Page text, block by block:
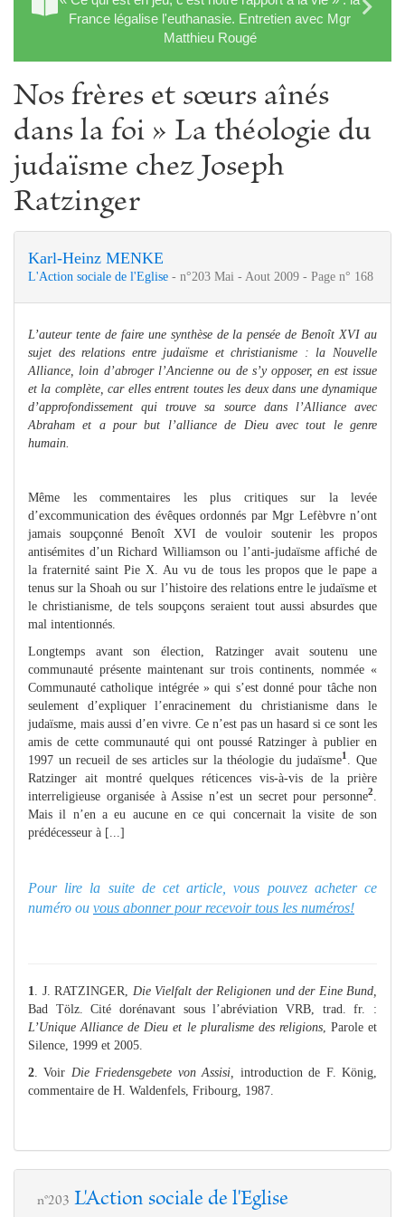
France légalise l'euthanasie. Entretien avec Mgr
Matthieu Rougé
Nos frères et sœurs aînés
dans la foi » La théologie du
judaïsme chez Joseph
Ratzinger
Karl-Heinz MENKE
L'Action sociale de l'Eglise - n°203 Mai - Aout 2009 - Page n° 168
L’auteur tente de faire une synthèse de la pensée de Benoît XVI au
sujet des relations entre judaïsme et christianisme : la Nouvelle
Alliance, loin d’abroger l’Ancienne ou de s’y opposer, en est issue
et la complète, car elles entrent toutes les deux dans une dynamique
d’approfondissement qui trouve sa source dans l’Alliance avec
Abraham et a pour but l’alliance de Dieu avec tout le genre
humain.
Même les commentaires les plus critiques sur la levée
d’excommunication des évêques ordonnés par Mgr Lefèbvre n’ont
jamais soupçonné Benoît XVI de vouloir soutenir les propos
antisémites d’un Richard Williamson ou l’anti-judaïsme affiché de
la fraternité saint Pie X. Au vu de tous les propos que le pape a
tenus sur la Shoah ou sur l’histoire des relations entre le judaïsme et
le christianisme, de tels soupçons seraient tout aussi absurdes que
mal intentionnés.
Longtemps avant son élection, Ratzinger avait soutenu une
communauté présente maintenant sur trois continents, nommée «
Communauté catholique intégrée » qui s’est donné pour tâche non
seulement d’expliquer l’enracinement du christianisme dans le
judaïsme, mais aussi d’en vivre. Ce n’est pas un hasard si ce sont les
amis de cette communauté qui ont poussé Ratzinger à publier en
1997 un recueil de ses articles sur la théologie du judaïsme1
. Que
Ratzinger ait montré quelques réticences vis-à-vis de la prière
interreligieuse organisée à Assise n’est un secret pour personne2
Mais il n’en a eu aucune en ce qui concernait la visite de son
prédécesseur à [...]
Pour lire la suite de cet article, vous pouvez acheter ce
numéro ou vous abonner pour recevoir tous les numéros!
1 . J. RATZINGER, Die Vielfalt der Religionen und der Eine Bund,
Bad Tölz. Cité dorénavant sous l’abréviation VRB, trad. fr. :
L’Unique Alliance de Dieu et le pluralismedes religions, Parole et
Silence, 1999 et 2005.
2 . Voir Die Friedensgebete von Assisi, introduction de F. König,
commentaire de H. Waldenfels, Fribourg, 1987.
n°203 L'Action sociale de l'Eglise